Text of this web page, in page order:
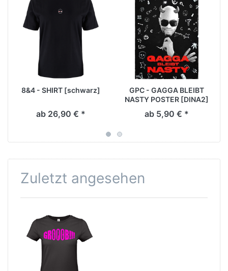
8&4 - SHIRT [schwarz]
ab 26,90 € *
GPC - GAGGA BLEIBT
NASTY POSTER [DINA2]
ab 5,90 € *
Zuletzt angesehen